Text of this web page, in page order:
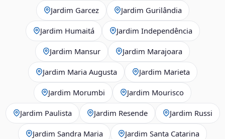
Jardim Garcez Jardim Gurilândia
Jardim Humaitá Jardim Independência
Jardim Mansur Jardim Marajoara
Jardim Maria Augusta Jardim Marieta
Jardim Morumbi Jardim Mourisco
Jardim Paulista Jardim Resende Jardim Russi
Jardim Sandra Maria Jardim Santa Catarina